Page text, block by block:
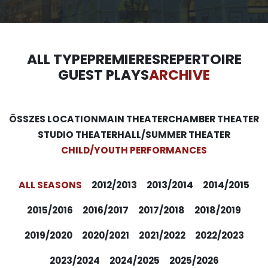
ALL TYPEPREMIERESREPERTOIRE
GUEST PLAYSARCHIVE
ÖSSZES LOCATIONMAIN THEATERCHAMBER THEATER
STUDIO THEATERHALL/SUMMER THEATER
CHILD/YOUTH PERFORMANCES
ALL SEASONS 2012/2013 2013/2014
2014/2015
2015/2016
2016/2017 2017/2018
2018/2019
2019/2020
2020/2021 2021/2022
2022/2023
2023/2024
2024/2025 2025/2026